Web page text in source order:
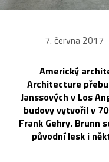
7. června 2017
Americký
Architecture
Janssových v Los
budovy vytvořil v
Frank Gehry. Brunn
původní lesk i